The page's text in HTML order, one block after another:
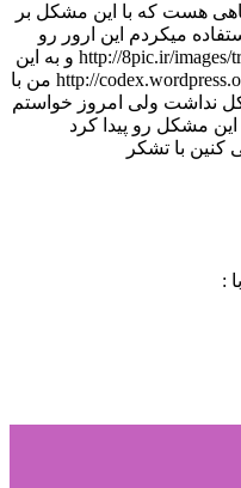
هست که با این مشکل بر
میکردم این ارور رو
میداد http://8pic.ir/images/trlxooxu1y9hloopnvxj.png و به این
صفحه هدایت میکند http://codex.wordpress.org/Cookies من با
نداشت ولی امروز خواستم
مشکل رو پیدا کرد
کنین با تشکر
: